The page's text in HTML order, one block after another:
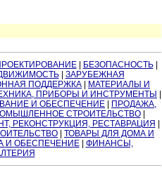
| БЕЗОПАСНОСТЬ|
| ЗАРУБЕЖНАЯ
ПОДДЕРЖКА
МАТЕРИАЛЫ И
ПРИБОРЫ И ИНСТРУМЕНТЫ
И ОБЕСПЕЧЕНИЕ
ПРОДАЖА,
СТРОИТЕЛЬСТВО|
РЕКОНСТРУКЦИЯ, РЕСТАВРАЦИЯ
ТОВАРЫ ДЛЯ ДОМА И
И ОБЕСПЕЧЕНИЕ| ФИНАНСЫ,